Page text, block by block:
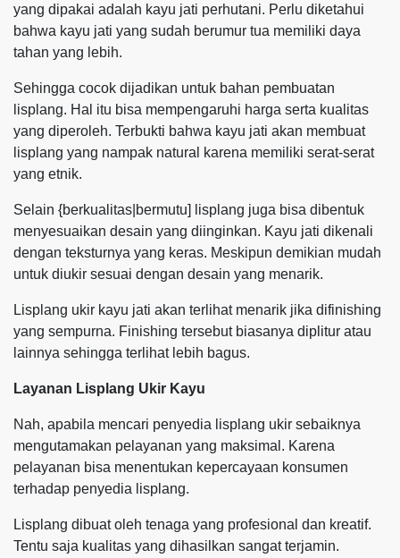
yang dipakai adalah kayu jati perhutani. Perlu diketahui
bahwa kayu jati yang sudah berumur tua memiliki daya
tahan yang lebih.
Sehingga cocok dijadikan untuk bahan pembuatan
lisplang. Hal itu bisa mempengaruhi harga serta kualitas
yang diperoleh. Terbukti bahwa kayu jati akan membuat
lisplang yang nampak natural karena memiliki serat-serat
yang etnik.
Selain {berkualitas|bermutu] lisplang juga bisa dibentuk
menyesuaikan desain yang diinginkan. Kayu jati dikenali
dengan teksturnya yang keras. Meskipun demikian mudah
untuk diukir sesuai dengan desain yang menarik.
Lisplang ukir kayu jati akan terlihat menarik jika difinishing
yang sempurna. Finishing tersebut biasanya diplitur atau
lainnya sehingga terlihat lebih bagus.
Layanan Lisplang Ukir Kayu
Nah, apabila mencari penyedia lisplang ukir sebaiknya
mengutamakan pelayanan yang maksimal. Karena
pelayanan bisa menentukan kepercayaan konsumen
terhadap penyedia lisplang.
Lisplang dibuat oleh tenaga yang profesional dan kreatif.
Tentu saja kualitas yang dihasilkan sangat terjamin.